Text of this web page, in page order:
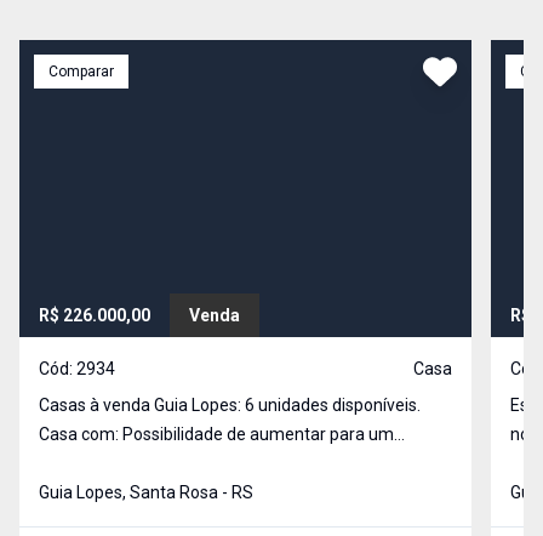
Comparar
R$ 226.000,00 Venda
Cód: 2934
Casa
Casas à venda Guia Lopes: 6 unidades disponíveis.
Casa com: Possibilidade de aumentar para um
estar 1 cozinha
Guia Lopes, Santa Rosa - RS
R$
no